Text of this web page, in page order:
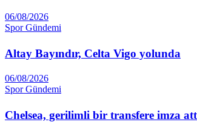
06/08/2026
Spor Gündemi
Altay Ba­yındır, Celta Vigo yolunda
06/08/2026
Spor Gündemi
Chelsea, gerilimli bir transfere imza